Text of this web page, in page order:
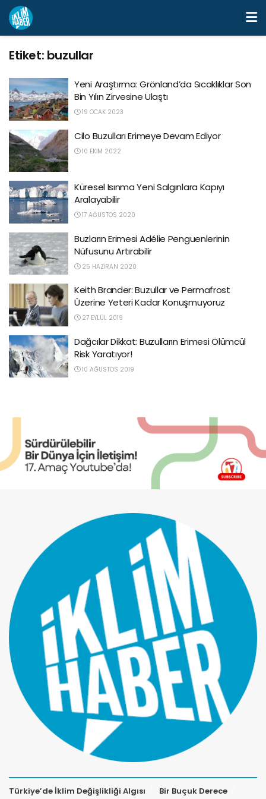
Etiket: buzullar
Yeni Araştırma: Grönland’da Sıcaklıklar Son
Bin Yılın Zirvesine Ulaştı
19 OCAK 2023
Cilo Buzulları Erimeye Devam Ediyor
10 EKIM 2022
Küresel Isınma Yeni Salgınlara Kapıyı
Aralayabilir
17 AĞUSTOS 2020
Buzların Erimesi Adélie Penguenlerinin
Nüfusunu Artırabilir
25 HAZIRAN 2020
Keith Brander: Buzullar ve Permafrost
Üzerine Yeteri Kadar Konuşmuyoruz
27 EYLÜL 2019
Dağcılar Dikkat: Buzulların Erimesi Ölümcül
Risk Yaratıyor!
10 AĞUSTOS 2019
Türkiye’de İklim Değişlikliği Algısı Bir Buçuk Derece